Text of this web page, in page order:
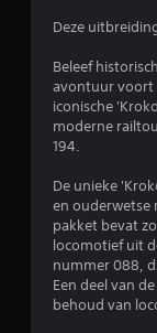
Deze
Beleef
avontuur voort
iconische
moderne
194.
De unieke
en ouderwetse
pakket bevat
locomotief uit
nummer 088,
Een deel van
behoud van